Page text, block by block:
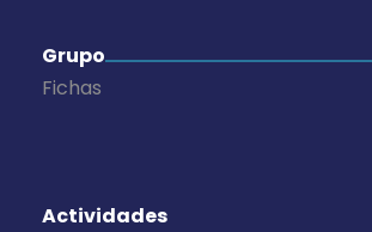
t
s
Grupo
Fichas
Actividades